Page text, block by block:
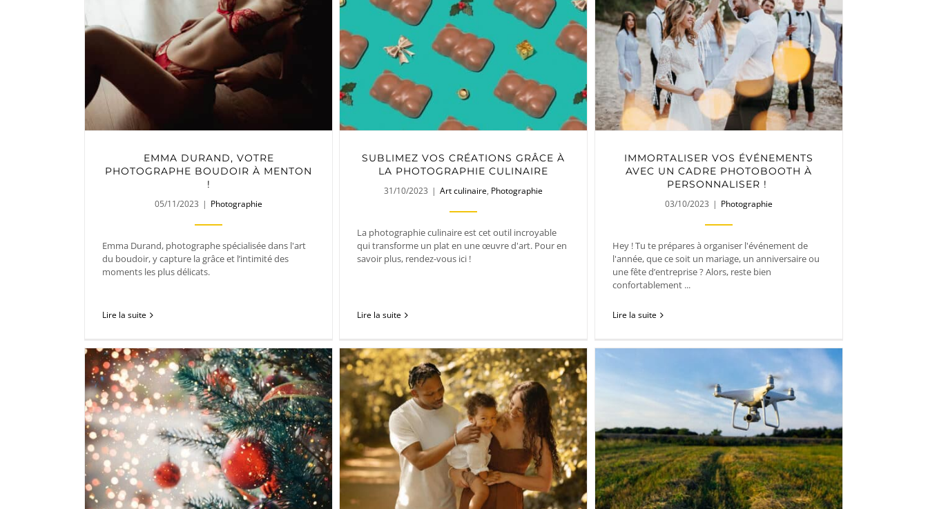
EMMA DURAND, VOTRE
PHOTOGRAPHE BOUDOIR À MENTON
!
05/11/2023 | Photographie
Emma Durand, photographe spécialisée dans l'art
du boudoir, y capture la grâce et l’intimité des
moments les plus délicats.
Lire la suite
SUBLIMEZ VOS CRÉATIONS GRÂCE À
LA PHOTOGRAPHIE CULINAIRE
31/10/2023 | Art culinaire, Photographie
La photographie culinaire est cet outil incroyable
qui transforme un plat en une œuvre d'art. Pour en
savoir plus, rendez-vous ici !
Lire la suite
IMMORTALISER VOS ÉVÉNEMENTS
AVEC UN CADRE PHOTOBOOTH À
PERSONNALISER !
03/10/2023 | Photographie
Hey ! Tu te prépares à organiser l'événement de
l'année, que ce soit un mariage, un anniversaire ou
une fête d’entreprise ? Alors, reste bien
confortablement ...
Lire la suite